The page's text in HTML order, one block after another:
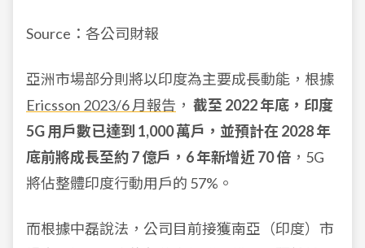
Source：各公司財報
亞洲市場部分則將以印度為主要成長動能，根據
Ericsson 2023/6 月報告 ， 截至 2022 年底，印度
5G 用戶數已達到 1,000 萬戶，並預計在 2028 年
底前將成長至約 7 億戶，6 年新增近 70 倍 ，5G
將佔整體印度行動用戶的 57%。
而根據中磊說法，公司目前接獲南亞（印度）市